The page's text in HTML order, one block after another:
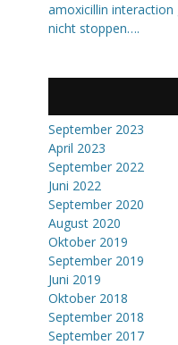
amoxicillin interaction
nicht stoppen….
September 2023
April 2023
September 2022
Juni 2022
September 2020
August 2020
Oktober 2019
September 2019
Juni 2019
Oktober 2018
September 2018
September 2017